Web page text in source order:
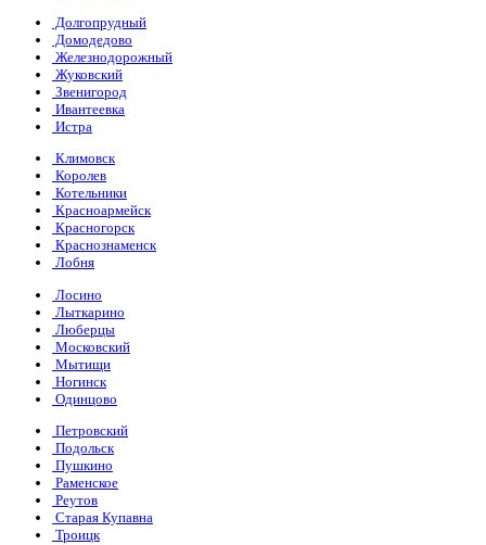
Долгопрудный
Домодедово
Железнодорожный
Жуковский
Звенигород
Ивантеевка
Истра
Климовск
Королев
Котельники
Красноармейск
Красногорск
Краснознаменск
Лобня
Лосино
Лыткарино
Люберцы
Московский
Мытищи
Ногинск
Одинцово
Петровский
Подольск
Пушкино
Раменское
Реутов
Старая Купавна
Троицк